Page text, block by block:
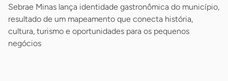
Sebrae Minas lança identidade gastronômica do município,
resultado de um mapeamento que conecta história,
cultura, turismo e oportunidades para os pequenos
negócios